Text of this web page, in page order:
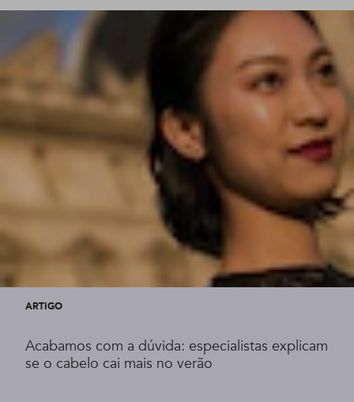
ARTIGO
Acabamos com a dúvida: especialistas explicam
se o cabelo cai mais no verão